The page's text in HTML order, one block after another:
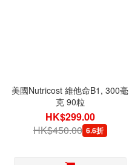
美國Nutricost 維他命B1, 300毫
克 90粒
HK$299.00
HK$450.00 6.6折